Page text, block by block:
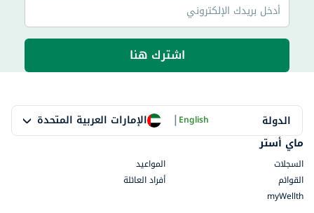
اشترك هنا
الدولة الإمارات العربية المتحدة |English
ماي أستر
السجلات
المواعيد
القوائم
أفراد العائلة
myWellth